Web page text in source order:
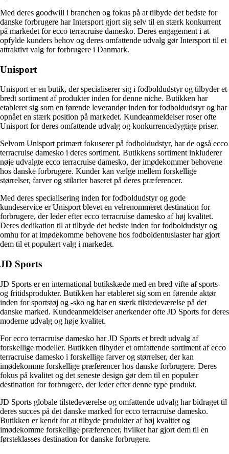
Med deres goodwill i branchen og fokus på at tilbyde det bedste for
danske forbrugere har Intersport gjort sig selv til en stærk konkurrent
på markedet for ecco terracruise damesko. Deres engagement i at
opfylde kunders behov og deres omfattende udvalg gør Intersport til et
attraktivt valg for forbrugere i Danmark.
Unisport
Unisport er en butik, der specialiserer sig i fodboldudstyr og tilbyder et
bredt sortiment af produkter inden for denne niche. Butikken har
etableret sig som en førende leverandør inden for fodboldudstyr og har
opnået en stærk position på markedet. Kundeanmeldelser roser ofte
Unisport for deres omfattende udvalg og konkurrencedygtige priser.
Selvom Unisport primært fokuserer på fodboldudstyr, har de også ecco
terracruise damesko i deres sortiment. Butikkens sortiment inkluderer
nøje udvalgte ecco terracruise damesko, der imødekommer behovene
hos danske forbrugere. Kunder kan vælge mellem forskellige
størrelser, farver og stilarter baseret på deres præferencer.
Med deres specialisering inden for fodboldudstyr og gode
kundeservice er Unisport blevet en velrenommeret destination for
forbrugere, der leder efter ecco terracruise damesko af høj kvalitet.
Deres dedikation til at tilbyde det bedste inden for fodboldudstyr og
omhu for at imødekomme behovene hos fodboldentusiaster har gjort
dem til et populært valg i markedet.
JD Sports
JD Sports er en international butikskæde med en bred vifte af sports-
og fritidsprodukter. Butikken har etableret sig som en førende aktør
inden for sportstøj og -sko og har en stærk tilstedeværelse på det
danske marked. Kundeanmeldelser anerkender ofte JD Sports for deres
moderne udvalg og høje kvalitet.
For ecco terracruise damesko har JD Sports et bredt udvalg af
forskellige modeller. Butikken tilbyder et omfattende sortiment af ecco
terracruise damesko i forskellige farver og størrelser, der kan
imødekomme forskellige præferencer hos danske forbrugere. Deres
fokus på kvalitet og det seneste design gør dem til en populær
destination for forbrugere, der leder efter denne type produkt.
JD Sports globale tilstedeværelse og omfattende udvalg har bidraget til
deres succes på det danske marked for ecco terracruise damesko.
Butikken er kendt for at tilbyde produkter af høj kvalitet og
imødekomme forskellige præferencer, hvilket har gjort dem til en
førsteklasses destination for danske forbrugere.